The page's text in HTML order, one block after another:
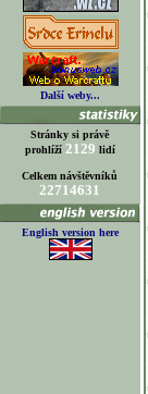
Další weby...
Stránky si právě
prohlíží 2129 lidí
Celkem návštěvníků
22714631
English version here